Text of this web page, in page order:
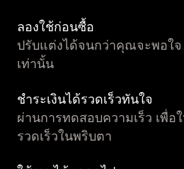
ลองใช้ก่อนซื้อ
ปรับแต่งได้จนกว่าคุณจะพอใจ
เท่านั้น
ชำระเงินได้รวดเร็วทันใจ
ผ่านการทดสอบความเร็ว เพื่อ
รวดเร็วในพริบตา